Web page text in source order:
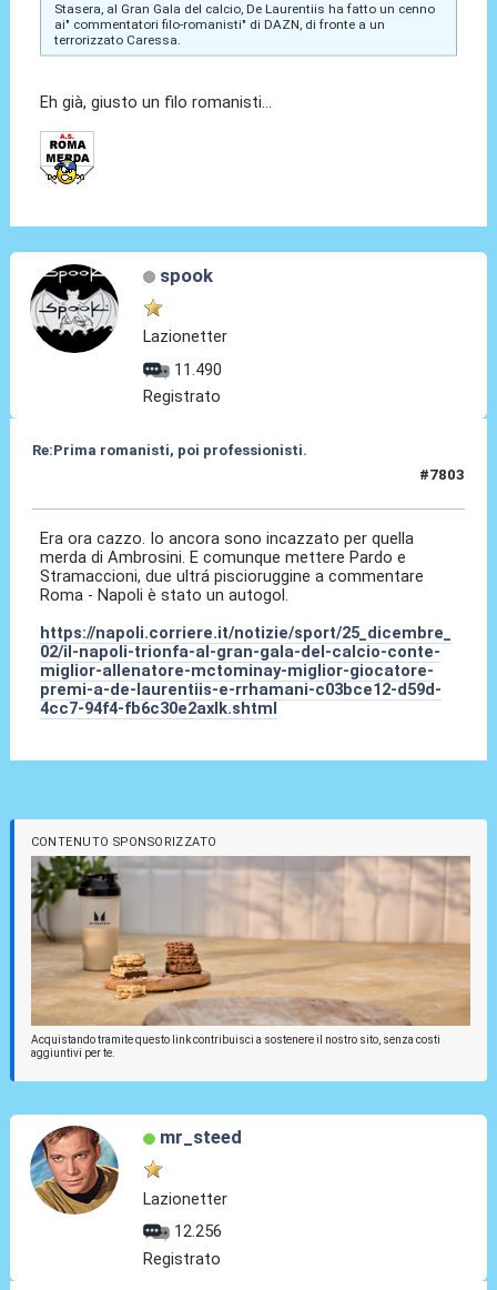
Stasera, al Gran Gala del calcio, De Laurentiis ha fatto un cenno
ai" commentatori filo-romanisti" di DAZN, di fronte a un
terrorizzato Caressa.
Eh già, giusto un filo romanisti...
spook
Lazionetter
11.490
Registrato
Re:Prima romanisti, poi professionisti.
#7803
Era ora cazzo. Io ancora sono incazzato per quella
merda di Ambrosini. E comunque mettere Pardo e
Stramaccioni, due ultrá piscioruggine a commentare
Roma - Napoli è stato un autogol.
https://napoli.corriere.it/notizie/sport/25_dicembre_
02/il-napoli-trionfa-al-gran-gala-del-calcio-conte-
miglior-allenatore-mctominay-miglior-giocatore-
premi-a-de-laurentiis-e-rrhamani-c03bce12-d59d-
4cc7-94f4-fb6c30e2axlk.shtml
CONTENUTO SPONSORIZZATO
Acquistando tramite questo link contribuisci a sostenere il nostro sito, senza costi
aggiuntivi per te.
mr_steed
Lazionetter
12.256
Registrato